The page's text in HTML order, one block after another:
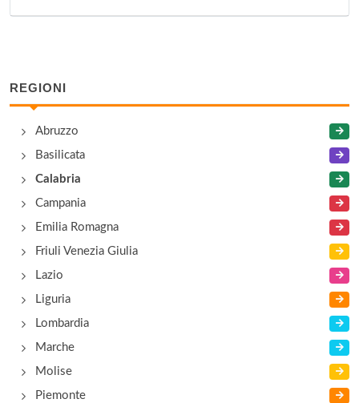
REGIONI
Abruzzo
Basilicata
Calabria
Campania
Emilia Romagna
Friuli Venezia Giulia
Lazio
Liguria
Lombardia
Marche
Molise
Piemonte